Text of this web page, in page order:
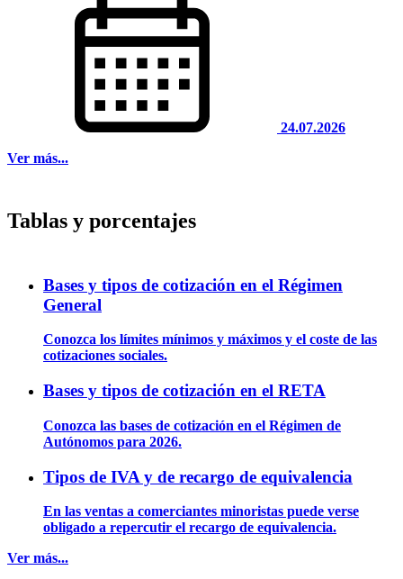
24.07.2026
Ver más...
Tablas y porcentajes
Bases y tipos de cotización en el Régimen
General
Conozca los límites mínimos y máximos y el coste de las
cotizaciones sociales.
Bases y tipos de cotización en el RETA
Conozca las bases de cotización en el Régimen de
Autónomos para 2026.
Tipos de IVA y de recargo de equivalencia
En las ventas a comerciantes minoristas puede verse
obligado a repercutir el recargo de equivalencia.
Ver más...